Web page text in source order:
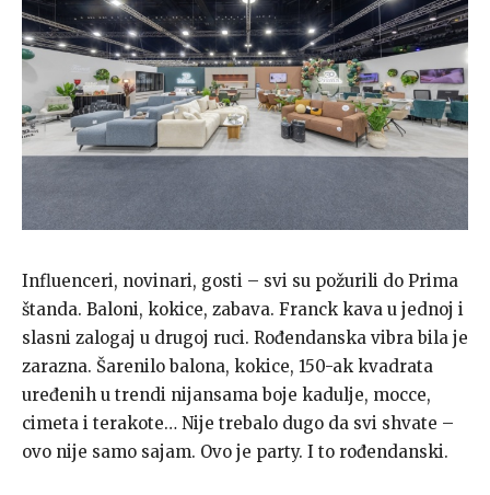
Influenceri, novinari, gosti – svi su požurili do Prima
štanda. Baloni, kokice, zabava. Franck kava u jednoj i
slasni zalogaj u drugoj ruci. Rođendanska vibra bila je
zarazna. Šarenilo balona, kokice, 150-ak kvadrata
uređenih u trendi nijansama boje kadulje, mocce,
cimeta i terakote… Nije trebalo dugo da svi shvate –
ovo nije samo sajam. Ovo je party. I to rođendanski.